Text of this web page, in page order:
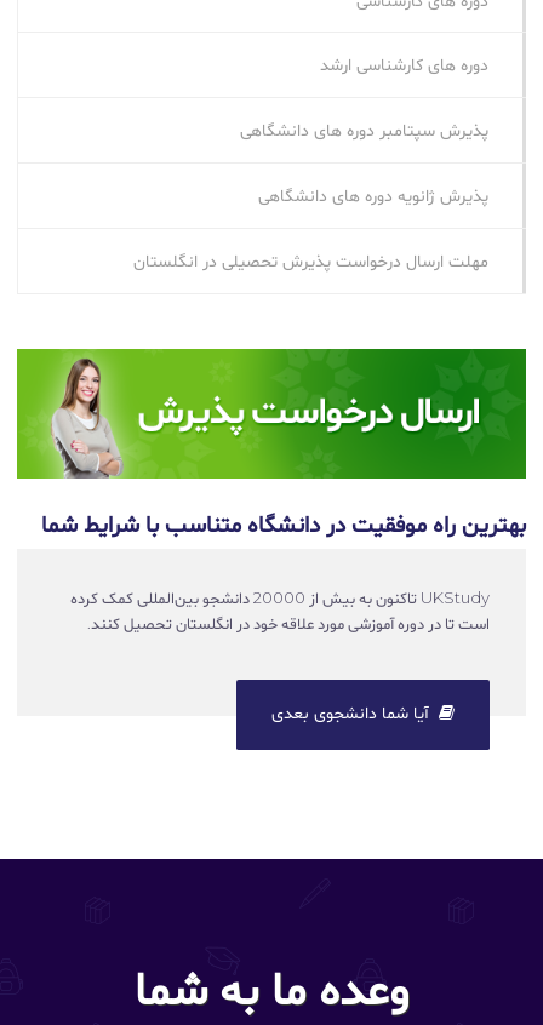
دوره های کارشناسی ارشد
پذیرش سپتامبر دوره‌ های دانشگاهی
پذیرش ژانویه دوره‌ های دانشگاهی
مهلت ارسال درخواست پذیرش تحصیلی در انگلستان
بهترین راه موفقیت در دانشگاه متناسب با شرایط شما
UKStudy تاکنون به بیش از 20000 دانشجو بین‌المللی کمک کرده
است تا در دوره آموزشی مورد علاقه خود در انگلستان تحصیل کنند.
آیا شما دانشجوی بعدی
وعده ما به شما